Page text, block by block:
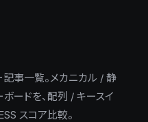
事一覧。メカニカル / 静
ードを、配列 / キースイ
スコア比較。